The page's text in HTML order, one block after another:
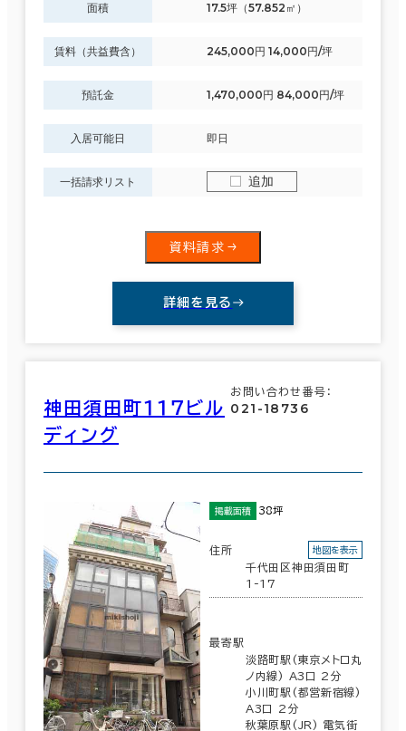
面積 17.5坪（57.852㎡）
賃料（共益費含） 245,000円 14,000円/坪
預託金 1,470,000円 84,000円/坪
入居可能日 即日
一括請求リスト 追加
資料請求
詳細を見る
神田須田町１１７ビル
ディング
お問い合わせ番号：
021-18736
掲載面積 38坪
住所
千代田区神田須田町
1-17
地図を表示
最寄駅
淡路町駅(東京メトロ丸
ノ内線) A3口 2分
小川町駅(都営新宿線)
A3口 2分
秋葉原駅(JR) 電気街